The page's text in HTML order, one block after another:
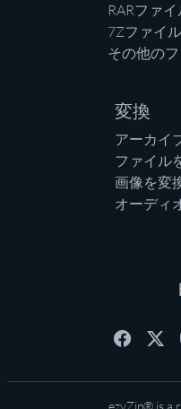
RARファ
7Zファイ
その他の
変換
アーカイ
ファイル
画像を変
オーディ